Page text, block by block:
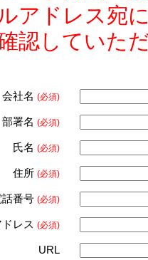
アドレス宛
認していた
会社名 (必須)
部署名 (必須)
氏名 (必須)
住所 (必須)
話番号 (必須)
ドレス (必須)
URL